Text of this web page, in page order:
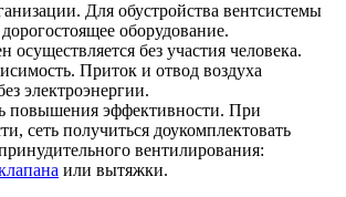
Для обустройства вентсистемы
дорогостоящее оборудование.
осуществляется без участия человека.
Приток и отвод воздуха
электроэнергии.
повышения эффективности. При
сеть получиться доукомплектовать
вентилирования:
или вытяжки.